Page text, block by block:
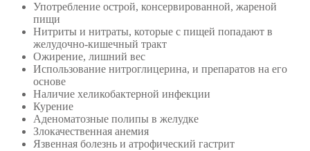
Употребление острой, консервированной, жареной
пищи
Нитриты и нитраты, которые с пищей попадают в
желудочно-кишечный тракт
Ожирение, лишний вес
Использование нитроглицерина, и препаратов на его
основе
Наличие хеликобактерной инфекции
Курение
Аденоматозные полипы в желудке
Злокачественная анемия
Язвенная болезнь и атрофический гастрит